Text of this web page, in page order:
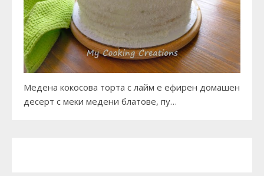
Медена кокосова торта с лайм е ефирен домашен
десерт с меки медени блатове, пу…